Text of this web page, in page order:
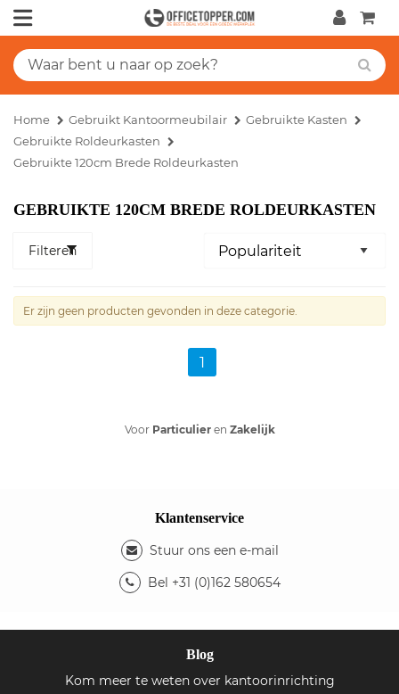
Home Gebruikt Kantoormeubilair
Gebruikte Kasten
Gebruikte Roldeurkasten
Gebruikte 120cm Brede Roldeurkasten
GEBRUIKTE 120CM BREDE ROLDEURKASTEN
Filteren
Er zijn geen producten gevonden in deze categorie.
1
Voor Particulier en Zakelijk
Klantenservice
Stuur ons een e-mail
Bel +31 (0)162 580654
Blog
Kom meer te weten over kantoorinrichting